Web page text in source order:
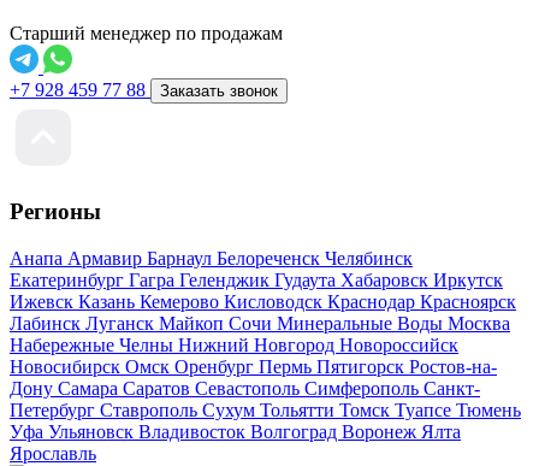
Старший менеджер по продажам
+7 928 459 77 88 Заказать звонок
Регионы
Анапа Армавир Барнаул Белореченск Челябинск
Екатеринбург Гагра Геленджик Гудаута Хабаровск Иркутск
Ижевск Казань Кемерово Кисловодск Краснодар Красноярск
Лабинск Луганск Майкоп Сочи Минеральные Воды Москва
Набережные Челны Нижний Новгород Новороссийск
Новосибирск Омск Оренбург Пермь Пятигорск Ростов-на-
Дону Самара Саратов Севастополь Симферополь Санкт-
Петербург Ставрополь Сухум Тольятти Томск Туапсе Тюмень
Уфа Ульяновск Владивосток Волгоград Воронеж Ялта
Ярославль